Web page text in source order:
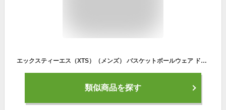
エックスティーエス（XTS）（メンズ） バスケットボールウェア ドライプラス メッセージTシャツ 751G2ES7108
類似商品を探す